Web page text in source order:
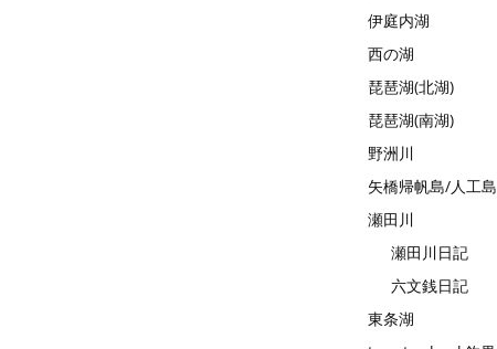
伊庭内湖
西の湖
琵琶湖(北湖)
琵琶湖(南湖)
野洲川
矢橋帰帆島/人工島
瀬田川
瀬田川日記
六文銭日記
東条湖